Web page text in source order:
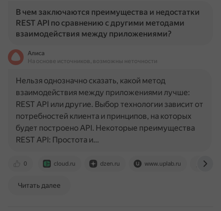
В чем заключаются преимущества и недостатки
REST API по сравнению с другими методами
взаимодействия между приложениями?
Алиса
На основе источников, возможны неточности
0 cloud.ru dzen.ru www.uplab.ru
Нельзя однозначно сказать, какой метод
взаимодействия между приложениями лучше:
REST API или другие. Выбор технологии зависит от
потребностей клиента и принципов, на которых
будет построено API. Некоторые преимущества
REST API: Простота и…
Читать далее